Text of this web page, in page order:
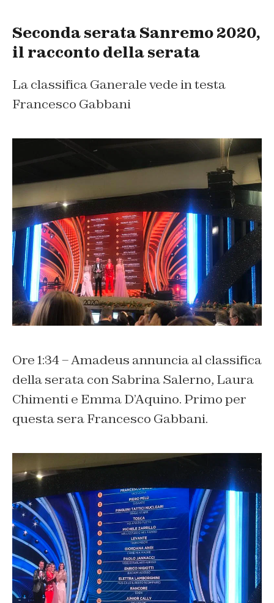
Seconda serata Sanremo 2020,
il racconto della serata
La classifica Ganerale vede in testa
Francesco Gabbani
Ore 1:34 – Amadeus annuncia al classifica
della serata con Sabrina Salerno, Laura
Chimenti e Emma D’Aquino. Primo per
questa sera Francesco Gabbani.